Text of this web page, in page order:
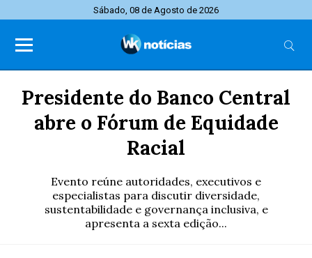
Sábado, 08 de Agosto de 2026
Presidente do Banco Central
abre o Fórum de Equidade
Racial
Evento reúne autoridades, executivos e
especialistas para discutir diversidade,
sustentabilidade e governança inclusiva, e
apresenta a sexta edição...